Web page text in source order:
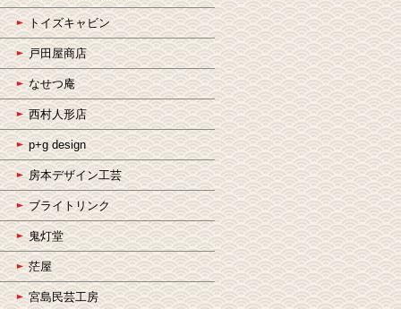
トイズキャビン
戸田屋商店
なせつ庵
西村人形店
p+g design
房本デザイン工芸
ブライトリンク
鬼灯堂
茫屋
宮島民芸工房